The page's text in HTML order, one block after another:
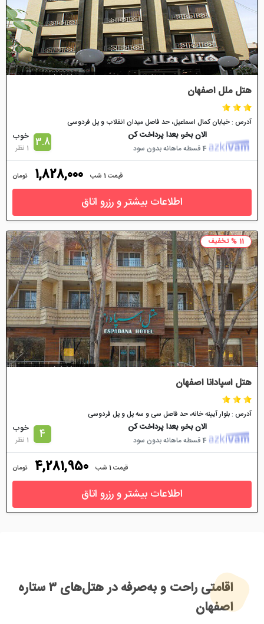
هتل ملل اصفهان
آدرس : خیابان کمال اسماعیل، حد فاصل میدان انقلاب و پل فردوسی
الان بخر، بعدا پرداخت کن
4 قسطه ماهانه بدون سود 3.8 خوب
1 نظر
قیمت 1 شب 1,828,000 تومان
اطلاعات بیشتر و رزرو اتاق
11 % تخفیف
هتل اسپادانا اصفهان
آدرس : بلوار آیینه خانه، حد فاصل سی و سه پل و پل فردوسی
الان بخر، بعدا پرداخت کن
4 قسطه ماهانه بدون سود 4 خوب
1 نظر
قیمت 1 شب 4,281,950 تومان
اطلاعات بیشتر و رزرو اتاق
اقامتی راحت و به‌صرفه در هتل‌های ۳ ستاره
اصفهان